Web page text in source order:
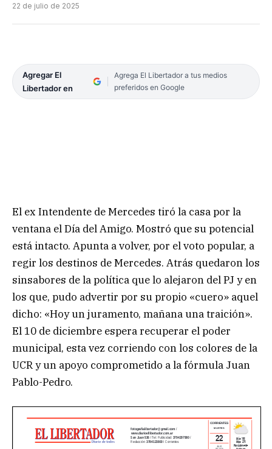
22 de julio de 2025
Agregar El
Libertador en
Agrega El Libertador a tus medios
preferidos en Google
El ex Intendente de Mercedes tiró la casa por la
ventana el Día del Amigo. Mostró que su potencial
está intacto. Apunta a volver, por el voto popular, a
regir los destinos de Mercedes. Atrás quedaron los
sinsabores de la política que lo alejaron del PJ y en
los que, pudo advertir por su propio «cuero» aquel
dicho: «Hoy un juramento, mañana una traición».
El 10 de diciembre espera recuperar el poder
municipal, esta vez corriendo con los colores de la
UCR y un apoyo comprometido a la fórmula Juan
Pablo-Pedro.